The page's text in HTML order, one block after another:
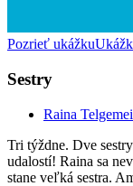
Pozrieť ukážku
Sestry
Raina
Tri týždne. Dve
udalostí! Raina sa
stane veľká sestra.